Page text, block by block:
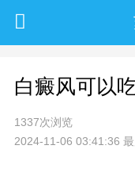
白癜风可以
1337次浏览
2024-11-06 03:41:36